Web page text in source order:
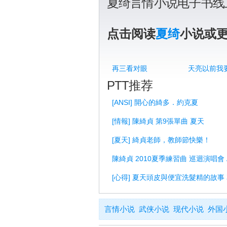
夏绮言情小说电子书
点击阅读夏绮小说或
再三看对眼 天亮以前我
PTT推荐
[ANSI] 開心的綺多．約克夏
[情報] 陳綺貞 第9張單曲 夏天
[夏天] 綺貞老師，教師節快樂！
陳綺貞 2010夏季練習曲 巡迴演唱
[心得] 夏天頭皮與便宜洗髮精的故事
言情小说 武侠小说 现代小说 外国